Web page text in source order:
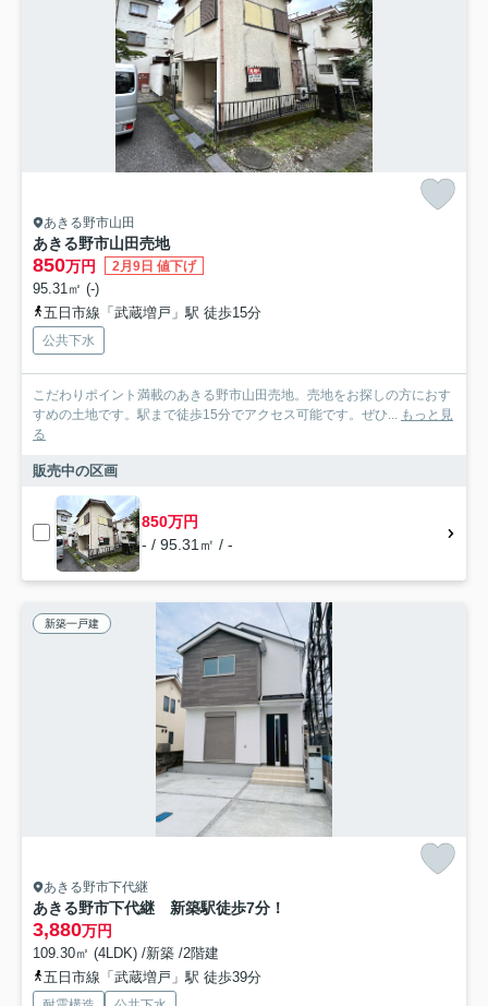
あきる野市山田
あきる野市山田売地
850万円 2月9日 値下げ
95.31㎡ (-)
五日市線「武蔵増戸」駅 徒歩15分
公共下水
こだわりポイント満載のあきる野市山田売地。売地をお探しの方におす
すめの土地です。駅まで徒歩15分でアクセス可能です。ぜひ... もっと見
る
販売中の区画
850万円
- / 95.31㎡ / -
新築一戸建
あきる野市下代継
あきる野市下代継 新築駅徒歩7分！
3,880万円
109.30㎡ (4LDK) /新築 /2階建
五日市線「武蔵増戸」駅 徒歩39分